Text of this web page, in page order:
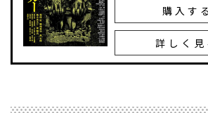
購入する
詳しく見